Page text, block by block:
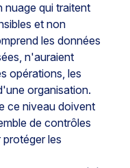
nuage qui traitent
et non
les données
n'auraient
opérations, les
organisation.
ce niveau doivent
de contrôles
les